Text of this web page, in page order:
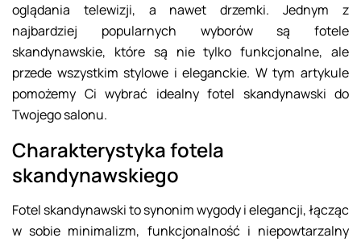
oglądania telewizji, a nawet drzemki. Jednym z
najbardziej popularnych wyborów są fotele
skandynawskie, które są nie tylko funkcjonalne, ale
przede wszystkim stylowe i eleganckie. W tym artykule
pomożemy Ci wybrać idealny fotel skandynawski do
Twojego salonu.
Charakterystyka fotela
skandynawskiego
Fotel skandynawski to synonim wygody i elegancji, łącząc
w sobie minimalizm, funkcjonalność i niepowtarzalny